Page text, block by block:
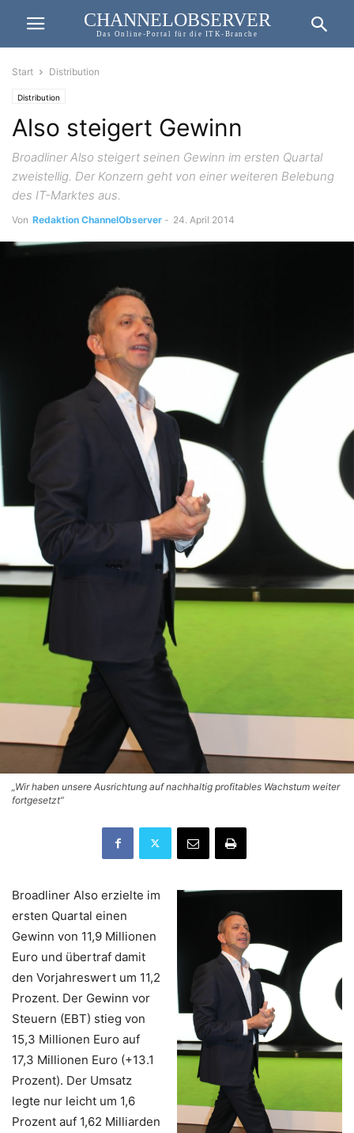
CHANNELOBSERVER
Das Online-Portal für die ITK-Branche
Start Distribution
Distribution
Also steigert Gewinn
Broadliner Also steigert seinen Gewinn im ersten Quartal
zweistellig. Der Konzern geht von einer weiteren Belebung
des IT-Marktes aus.
Von Redaktion ChannelObserver - 24. April 2014
„Wir haben unsere Ausrichtung auf nachhaltig profitables Wachstum weiter
fortgesetzt“
Broadliner Also erzielte im
ersten Quartal einen
Gewinn von 11,9 Millionen
Euro und übertraf damit
den Vorjahreswert um 11,2
Prozent. Der Gewinn vor
Steuern (EBT) stieg von
15,3 Millionen Euro auf
17,3 Millionen Euro (+13.1
Prozent). Der Umsatz
legte nur leicht um 1,6
Prozent auf 1,62 Milliarden